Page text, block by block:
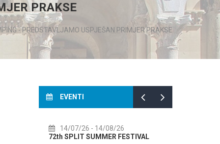
PRAKSE
- PREDSTAVLJAMO USPJEŠAN PRIMJER PRAKSE
EVENTI
14/07/26 - 14/08/26
72th SPLIT SUMMER FESTIVAL